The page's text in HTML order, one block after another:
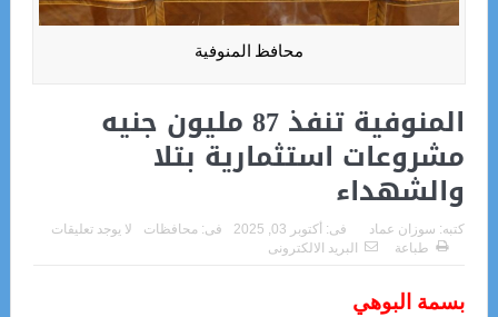
محافظ المنوفية
المنوفية تنفذ 87 مليون جنيه
مشروعات استثمارية بتلا
والشهداء
كتبه: سوزان عماد فى: أكتوبر 03, 2025 فى: محافظات
لا يوجد تعليقات
طباعة
البريد الالكترونى
بسمة البوهي